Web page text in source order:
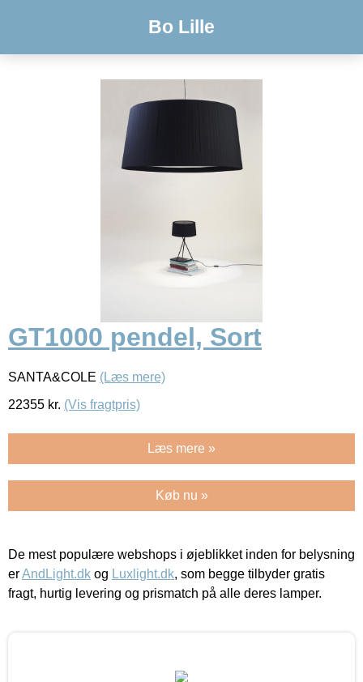
Bo Lille
GT1000 pendel, Sort
SANTA&COLE (Læs mere)
22355 kr. (Vis fragtpris)
Læs mere »
Køb nu »
De mest populære webshops i øjeblikket inden for belysning
erAndLight.dk og Luxlight.dk, som begge tilbyder gratis
fragt, hurtig levering og prismatch på alle deres lamper.